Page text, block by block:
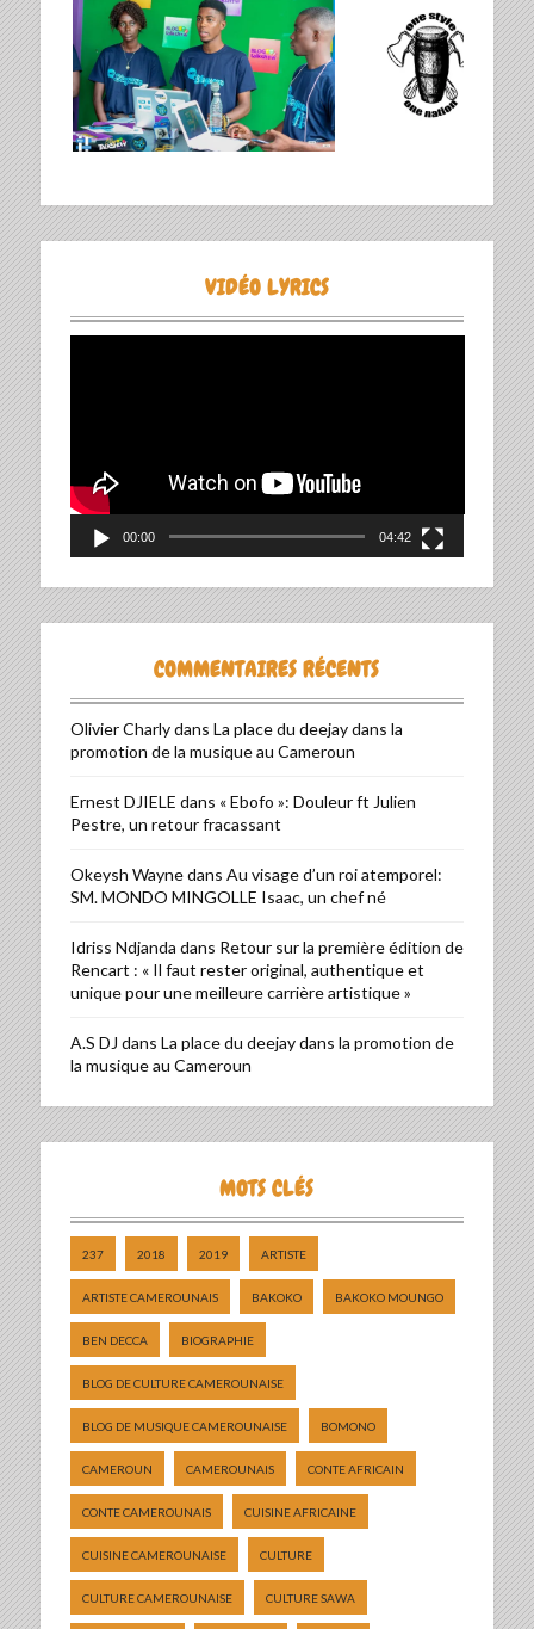
VIDÉO LYRICS
00:00 04:42
COMMENTAIRES RÉCENTS
Olivier Charlydans La place du deejay dans la
promotion de la musique au Cameroun
Ernest DJIELE dans « Ebofo »: Douleur ft Julien
Pestre, un retour fracassant
Okeysh Waynedans Au visage d’un roi atemporel:
SM. MONDO MINGOLLE Isaac, un chef né
Idriss Ndjanda dans Retour sur la première édition de
Rencart : « Il faut rester original, authentique et
unique pour une meilleure carrière artistique »
A.S DJ dans La place du deejay dans la promotion de
la musique au Cameroun
MOTS CLÉS
237 2018 2019 ARTISTE
ARTISTE CAMEROUNAIS BAKOKO BAKOKO MOUNGO
BEN DECCA BIOGRAPHIE
BLOG DE CULTURE CAMEROUNAISE
BLOG DE MUSIQUE CAMEROUNAISE BOMONO
CAMEROUN CAMEROUNAIS CONTE AFRICAIN
CONTE CAMEROUNAIS CUISINE AFRICAINE
CUISINE CAMEROUNAISE CULTURE
CULTURE CAMEROUNAISE CULTURE SAWA